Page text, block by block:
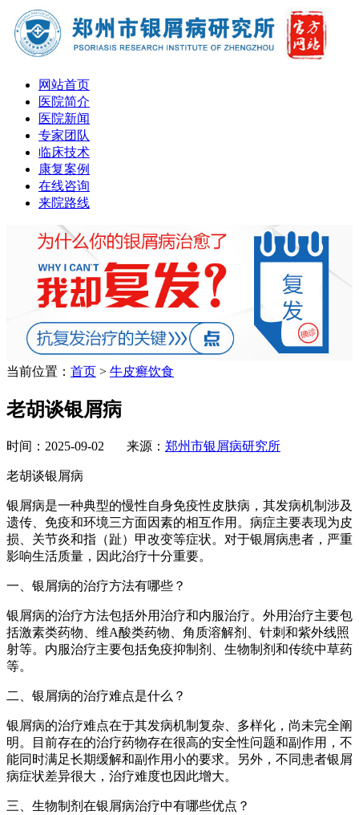
网站首页
医院简介
医院新闻
专家团队
临床技术
康复案例
在线咨询
来院路线
当前位置： 首页 > 牛皮癣饮食
老胡谈银屑病
时间：2025-09-02 来源： 郑州市银屑病研究所
老胡谈银屑病
银屑病是一种典型的慢性自身免疫性皮肤病，其发病机制涉及
遗传、免疫和环境三方面因素的相互作用。病症主要表现为皮
损、关节炎和指（趾）甲改变等症状。对于银屑病患者，严重
影响生活质量，因此治疗十分重要。
一、银屑病的治疗方法有哪些？
银屑病的治疗方法包括外用治疗和内服治疗。外用治疗主要包
括激素类药物、维A酸类药物、角质溶解剂、针刺和紫外线照
射等。内服治疗主要包括免疫抑制剂、生物制剂和传统中草药
等。
二、银屑病的治疗难点是什么？
银屑病的治疗难点在于其发病机制复杂、多样化，尚未完全阐
明。目前存在的治疗药物存在很高的安全性问题和副作用，不
能同时满足长期缓解和副作用小的要求。另外，不同患者银屑
病症状差异很大，治疗难度也因此增大。
三、生物制剂在银屑病治疗中有哪些优点？